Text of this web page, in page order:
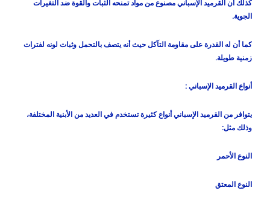
كذلك أن القرميد الإسباني مصنوع من مواد تمنحه الثبات والقوة ضد التغيرات
الجوية.
كما أن له القدرة على مقاومة التآكل حيث أنه يتصف بالتحمل وثبات لونه لفترات
زمنية طويلة.
أنواع القرميد الإسباني :
يتوافر من القرميد الإسباني أنواع كثيرة تستخدم في العديد من الأبنية المختلفة،
وذلك مثل:
النوع الأحمر
النوع المعتق